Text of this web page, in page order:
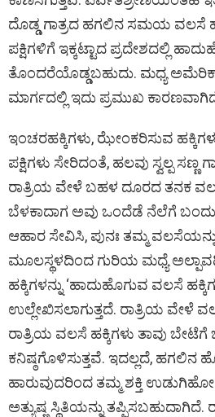
ದೊಡ್ಡ ಗಾತ್ರದ ಹಗಲಿನ ಸಮಯ ವಲಸೆ
ಪಕ್ಷಿಗಳಿಗೆ ಇಕ್ಕಟ್ಟಾದ ಪ್ರದೇಶದಲ್ಲಿ
ತೊಂದರೆಯೊಡ್ಡಬಹುದು. ಮಧ್ಯ
ಮಾರ್ಗದಲ್ಲಿ ಇದು ಪ್ರಮುಖ
ಇಂಚರಹಕ್ಕಿಗಳು, ಝೇಂಕರಿಸುವ
ಪಕ್ಷಿಗಳು ಸೇರಿದಂತೆ, ಹಲವು ಸ್ವಲ್ಪ ಸಣ್ಣ
ರಾತ್ರಿಯ ವೇಳೆ ಬಹಳ ದೂರದ ತನಕ
ಬೆಳಕಾದಾಗ ಅವು ಒಂದೆಡೆ ನೆಲೆಗೆ
ಆಹಾರ ಸೇವಿಸಿ, ಪುನಃ ತಮ್ಮ
ಮೂಲಸ್ಥಳದಿಂದ ಗುರಿಯ ಮಧ್ಯೆ
ಹಕ್ಕಿಗಳನ್ನು ‘ಹಾದುಹೊಗುವ ವಲಸೆ
ಉಲ್ಲೇಖಿಸಲಾಗುತ್ತದೆ. ರಾತ್ರಿಯ ವೇಳೆ
ರಾತ್ರಿಯ ವಲಸೆ ಹಕ್ಕಿಗಳು ತಾವು ಬೇಟೆಗೆ
ಕನಿಷ್ಠಗೊಳಿಸುತ್ತವೆ. ಇದಲ್ಲದೆ, ಹಗಲಿನ
ಹಾರುವುದರಿಂದ ತಮ್ಮ ಶಕ್ತಿ
ಅತ್ಯುಷ್ಣ ಸ್ಥಿತಿಯನ್ನು